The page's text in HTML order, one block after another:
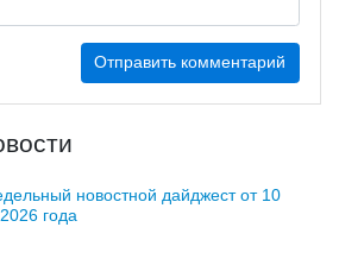
новостной дайджест от 10
года